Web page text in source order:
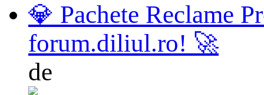
💎 Pachete Reclame
forum.diliul.ro! 🚀
de